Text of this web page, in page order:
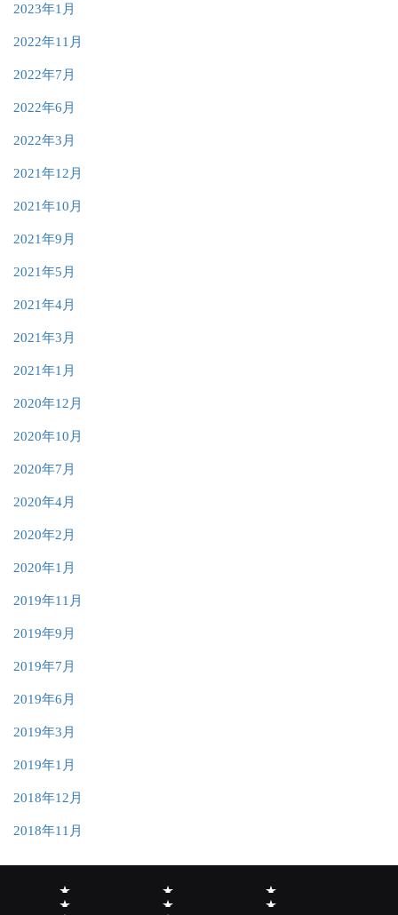
2023年1月
2022年11月
2022年7月
2022年6月
2022年3月
2021年12月
2021年10月
2021年9月
2021年5月
2021年4月
2021年3月
2021年1月
2020年12月
2020年10月
2020年7月
2020年4月
2020年2月
2020年1月
2019年11月
2019年9月
2019年7月
2019年6月
2019年3月
2019年1月
2018年12月
2018年11月